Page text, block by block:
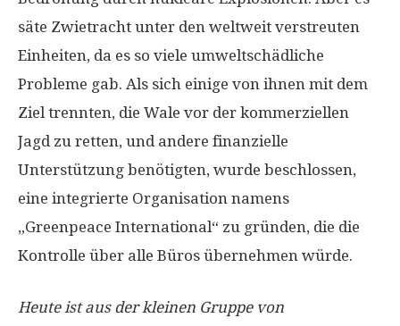
säte Zwietracht unter den weltweit verstreuten
Einheiten, da es so viele umweltschädliche
Probleme gab. Als sich einige von ihnen mit dem
Ziel trennten, die Wale vor der kommerziellen
Jagd zu retten, und andere finanzielle
Unterstützung benötigten, wurde beschlossen,
eine integrierte Organisation namens
„Greenpeace International“ zu gründen, die die
Kontrolle über alle Büros übernehmen würde.
Heute ist aus der kleinen Gruppe von